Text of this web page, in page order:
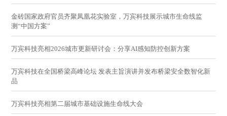
金砖国家政府官员齐聚凤凰花实验室，万宾科技展示城市生命线监
测“中国方案”
万宾科技亮相2026城市更新研讨会：分享AI感知防控创新方案
万宾科技在全国桥梁高峰论坛 发表主旨演讲并发布桥梁安全数智化新
品
万宾科技亮相第二届城市基础设施生命线大会